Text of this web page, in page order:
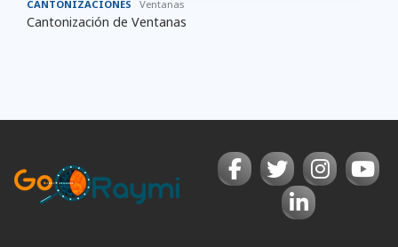
CANTONIZACIONES Ventanas
Cantonización de Ventanas